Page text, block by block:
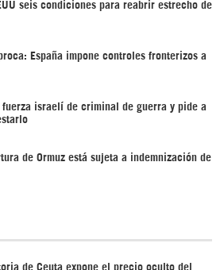
seis condiciones para reabrir estrecho de
España impone controles fronterizos a
fuerza israelí de criminal de guerra y pide a
de Ormuz está sujeta a indemnización de
de Ceuta expone el precio oculto del